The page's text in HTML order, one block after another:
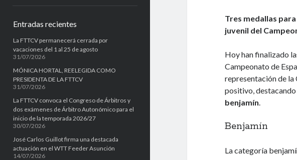
b
a
r
Entradas recientes
La FTTCV permanecerá cerrada por
vacaciones del 1 al 25 de agosto
31/07/2026
MÓNICA HORTAL, REELEGIDA COMO
PRESIDENTA DE LA FTTCV
31/07/2026
La FTTCV convoca el Congreso de Árbitros y
dos exámenes de Árbitro Autonómico para el
inicio de la temporada 2026/27
30/07/2026
José Carlos Guillot firma una destacada
actuación en el WTT Feeder Asunción
14/07/2026
Tres medallas
juvenil del
Hoy han finalizado
Campeonato de
representación de la
positivo,
benjamín.
Benjamín
La categoría